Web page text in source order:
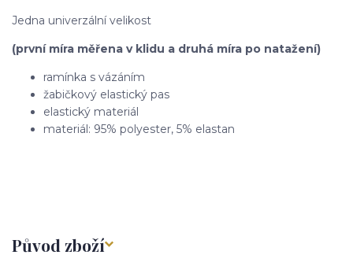
Jedna univerzální velikost
(první míra měřena v klidu a druhá míra po natažení)
ramínka s vázáním
žabičkový elastický pas
elastický materiál
materiál: 95% polyester, 5% elastan
Původ zboží